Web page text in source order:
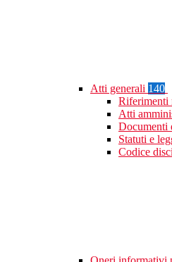
Atti generali 140
Riferimenti
Atti
Documenti
Statuti e
Codice